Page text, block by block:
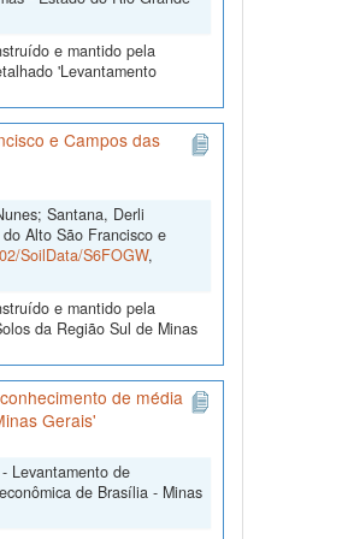
e mantido pela
'Levantamento
e Campos das
Santana, Derli
Alto São Francisco e
SoilData/S6FOGW,
e mantido pela
da Região Sul de Minas
de média
Gerais'
Levantamento de
de Brasília - Minas